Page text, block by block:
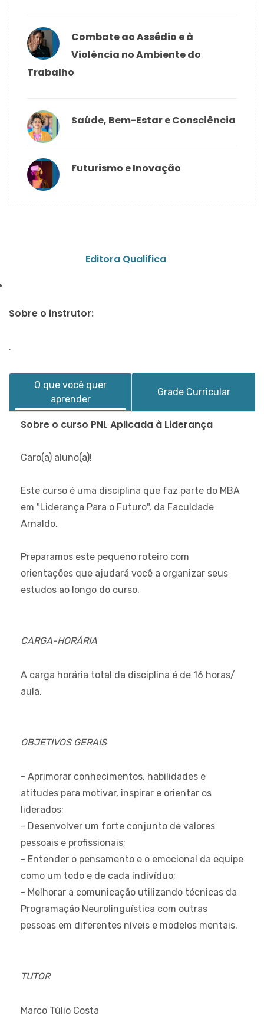
Combate ao Assédio e à
Violência no Ambiente do
Trabalho
Saúde, Bem-Estar e Consciência
Futurismo e Inovação
Editora Qualifica
Sobre o instrutor:
.
O que você quer
aprender
Grade Curricular
Sobre o curso PNL Aplicada à Liderança
Caro(a) aluno(a)!
Este curso é uma disciplina que faz parte do MBA
em "Liderança Para o Futuro", da Faculdade
Arnaldo.
Preparamos este pequeno roteiro com
orientações que ajudará você a organizar seus
estudos ao longo do curso.
CARGA-HORÁRIA
A carga horária total da disciplina é de 16 horas/
aula.
OBJETIVOS GERAIS
- Aprimorar conhecimentos, habilidades e
atitudes para motivar, inspirar e orientar os
liderados;
- Desenvolver um forte conjunto de valores
pessoais e profissionais;
- Entender o pensamento e o emocional da equipe
como um todo e de cada indivíduo;
- Melhorar a comunicação utilizando técnicas da
Programação Neurolinguística com outras
pessoas em diferentes níveis e modelos mentais.
TUTOR
Marco Túlio Costa